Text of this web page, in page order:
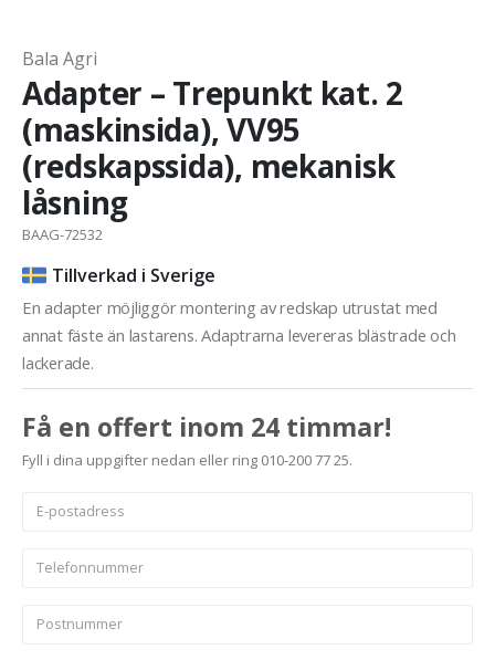
Bala Agri
Adapter – Trepunkt kat. 2
(maskinsida), VV95
(redskapssida), mekanisk
låsning
BAAG-72532
Tillverkad i Sverige
En adapter möjliggör montering av redskap utrustat med
annat fäste än lastarens. Adaptrarna levereras blästrade och
lackerade.
Få en offert inom 24 timmar!
Fyll i dina uppgifter nedan eller ring 010-200 77 25.